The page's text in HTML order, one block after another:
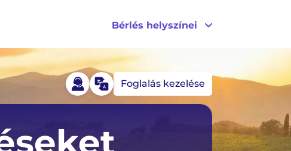
Bérlés helyszínei
Írország
Foglalás kezelése